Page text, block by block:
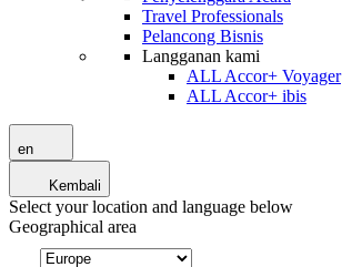
Travel Professionals
Pelancong Bisnis
Langganan kami
ALL Accor+ Voyager
ALL Accor+ ibis
en
Kembali
Select your location and language below
Geographical area